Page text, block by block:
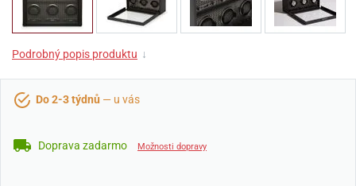
Podrobný popis produktu ↓
Do 2-3 týdnů — u vás
Doprava zadarmo Možnosti dopravy